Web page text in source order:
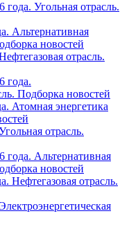
Угольная отрасль.
Альтернативная
новостей
отрасль.
года.
Подборка новостей
Атомная энергетика
отрасль.
года. Альтернативная
новостей
Нефтегазовая отрасль.